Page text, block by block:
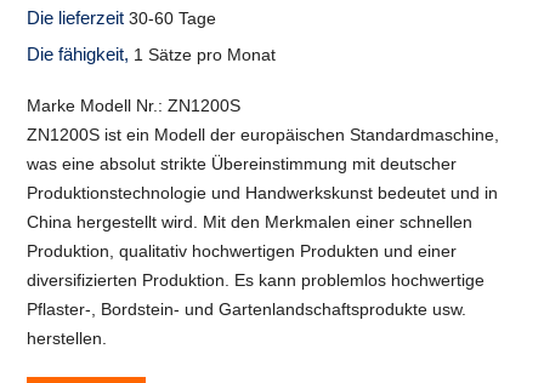
Die lieferzeit30-60 Tage
Die fähigkeit, 1 Sätze pro Monat
Marke Modell Nr.: ZN1200S
ZN1200S ist ein Modell der europäischen Standardmaschine,
was eine absolut strikte Übereinstimmung mit deutscher
Produktionstechnologie und Handwerkskunst bedeutet und in
China hergestellt wird. Mit den Merkmalen einer schnellen
Produktion, qualitativ hochwertigen Produkten und einer
diversifizierten Produktion. Es kann problemlos hochwertige
Pflaster-, Bordstein- und Gartenlandschaftsprodukte usw.
herstellen.